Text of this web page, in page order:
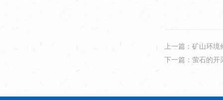
上一篇：矿山环境
下一篇：萤石的开